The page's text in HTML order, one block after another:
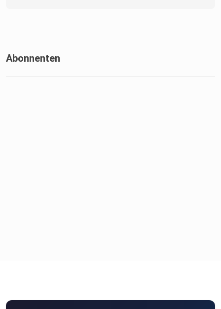
Abonnenten